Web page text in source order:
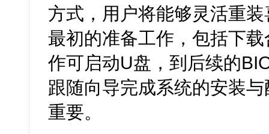
方式，用户将能够灵活重
最初的准备工作，包括下
作可启动U盘，到后续的
跟随向导完成系统的安装
重要。